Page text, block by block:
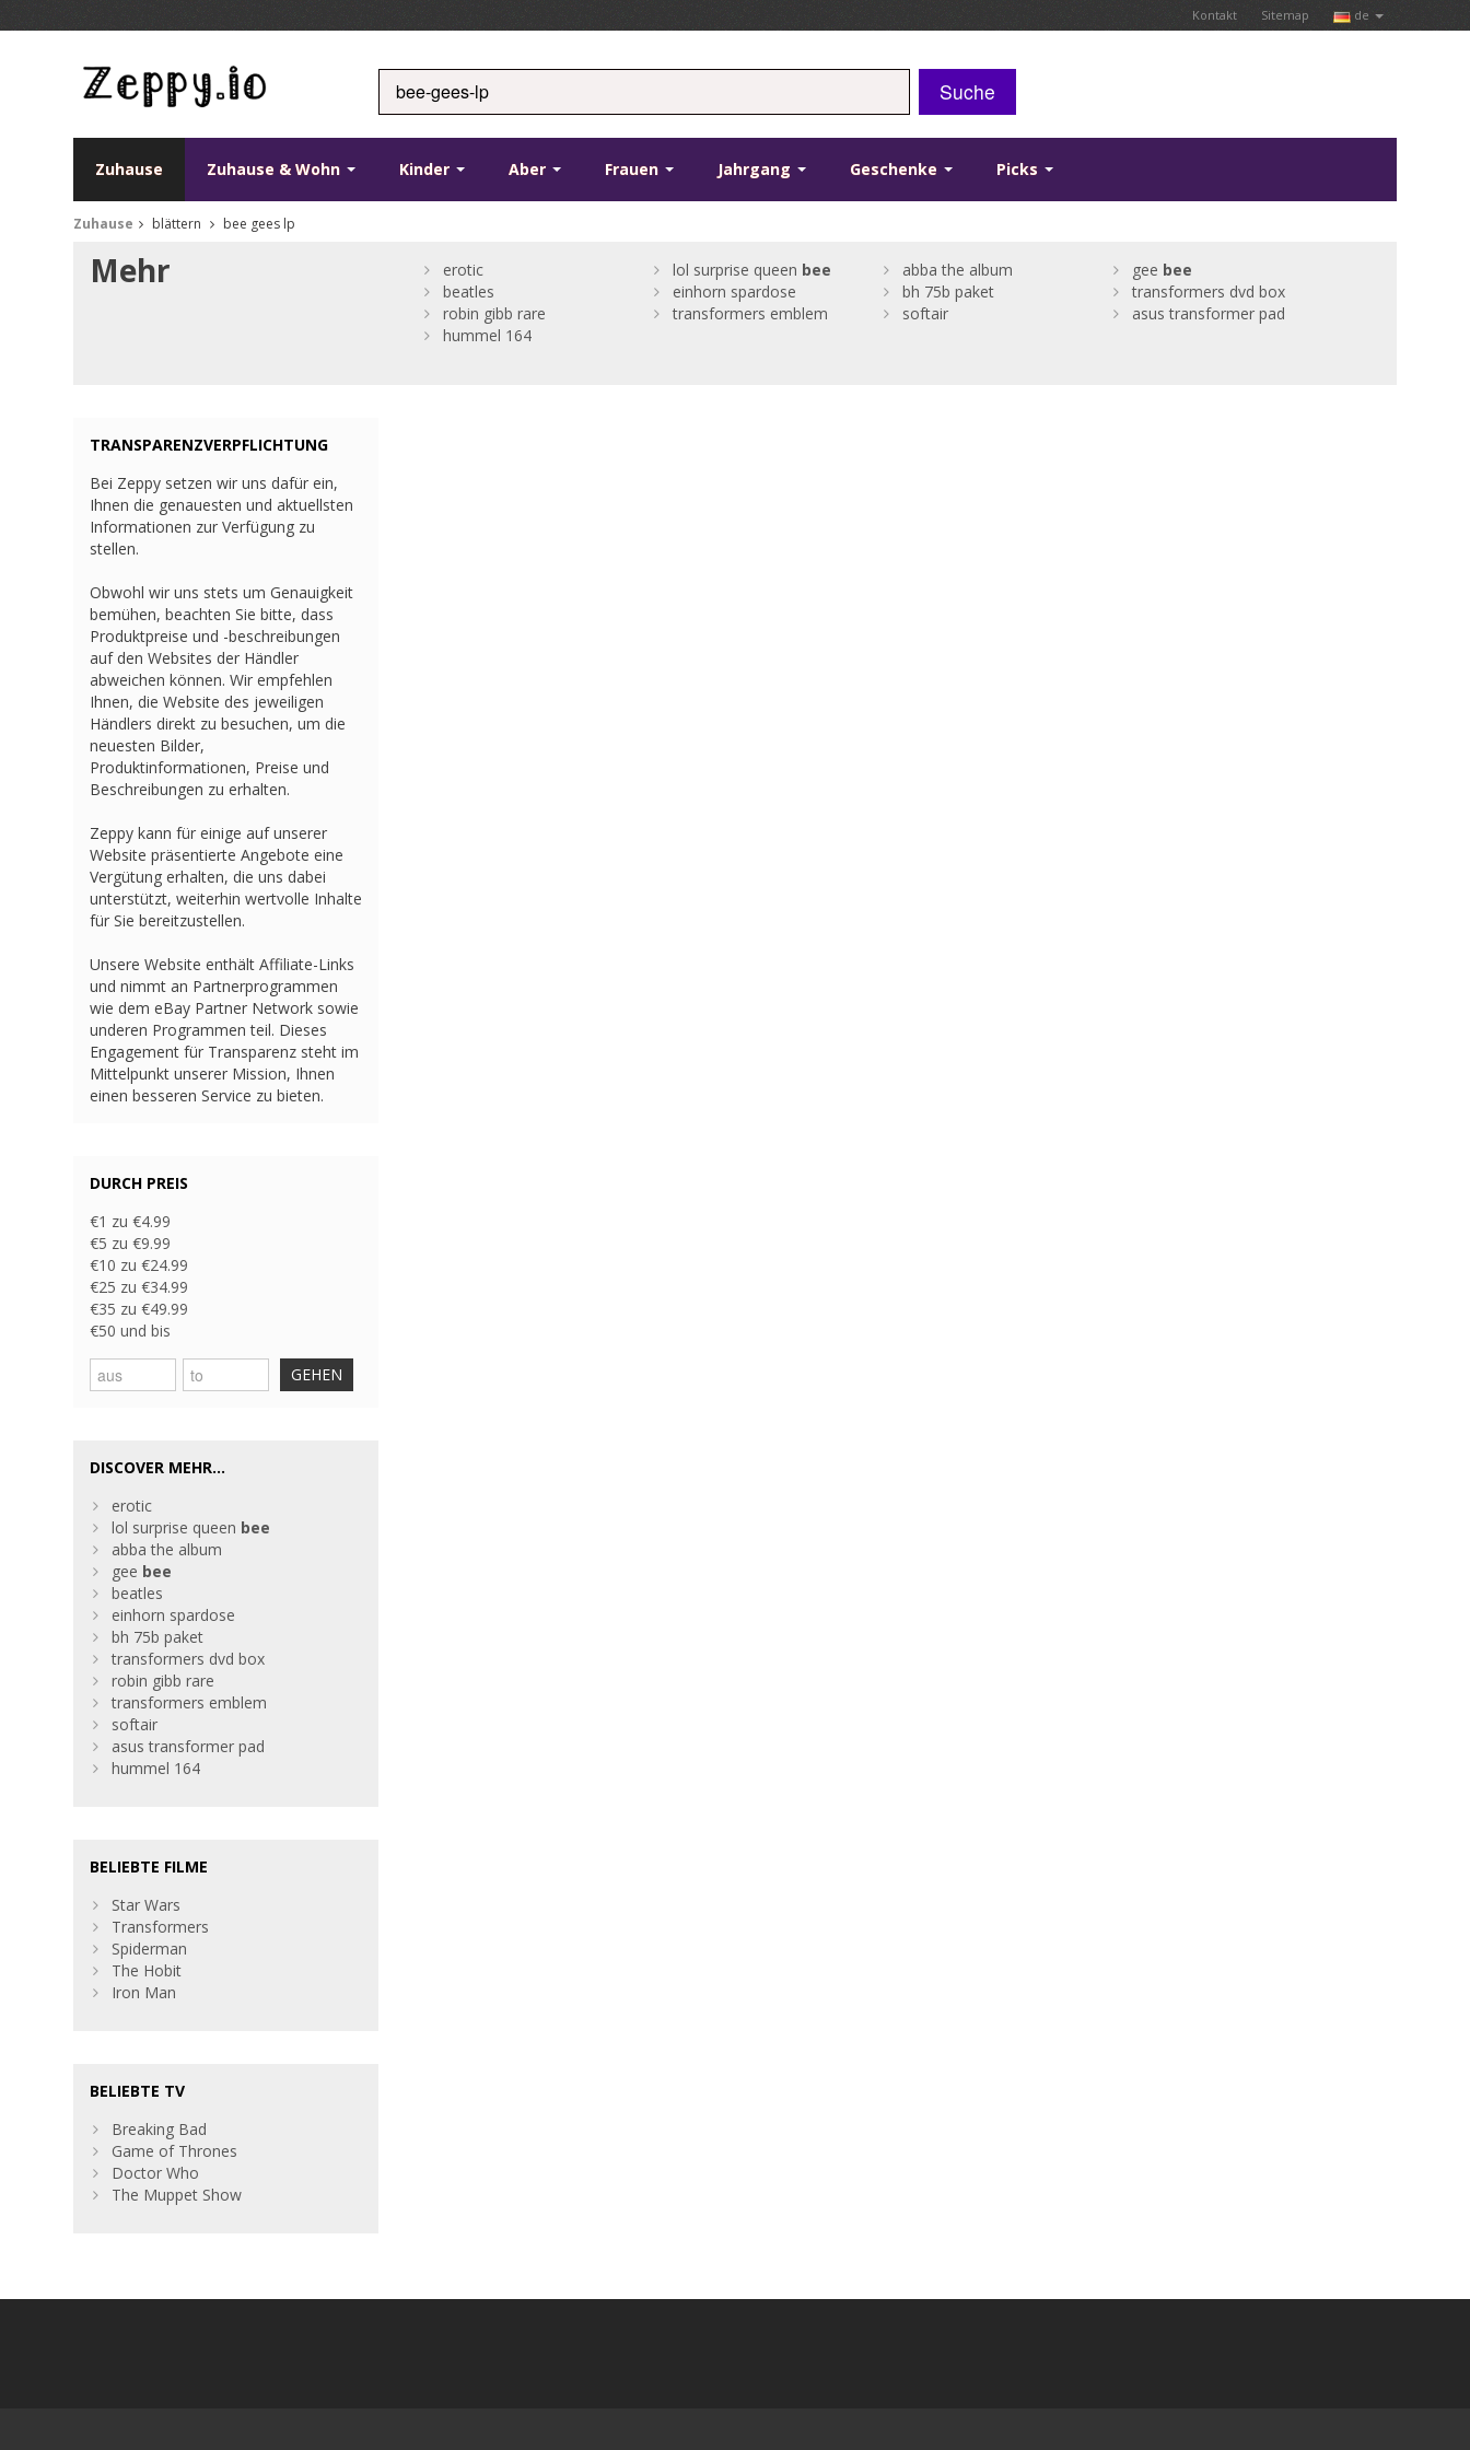
Kontakt Sitemap de
Suche
Zuhause Zuhause & Wohn Kinder Aber Frauen Jahrgang Geschenke Picks
Zuhause blättern bee gees lp
Mehr erotic lol surprise queen bee abba the album gee bee
beatles
einhorn spardose bh 75b paket
transformers dvd box
robin gibb rare
transformers emblem softair
asus transformer pad
hummel 164
TRANSPARENZVERPFLICHTUNG
Bei Zeppy setzen wir uns dafür ein,
Ihnen die genauesten und aktuellsten
Informationen zur Verfügung zu
stellen.
Obwohl wir uns stets um Genauigkeit
bemühen, beachten Sie bitte, dass
Produktpreise und -beschreibungen
auf den Websites der Händler
abweichen können. Wir empfehlen
Ihnen, die Website des jeweiligen
Händlers direkt zu besuchen, um die
neuesten Bilder,
Produktinformationen, Preise und
Beschreibungen zu erhalten.
Zeppy kann für einige auf unserer
Website präsentierte Angebote eine
Vergütung erhalten, die uns dabei
unterstützt, weiterhin wertvolle Inhalte
für Sie bereitzustellen.
Unsere Website enthält Affiliate-Links
und nimmt an Partnerprogrammen
wie dem eBay Partner Network sowie
underen Programmen teil. Dieses
Engagement für Transparenz steht im
Mittelpunkt unserer Mission, Ihnen
einen besseren Service zu bieten.
DURCH PREIS
€1 zu €4.99
€5 zu €9.99
€10 zu €24.99
€25 zu €34.99
€35 zu €49.99
€50 und bis
GEHEN
DISCOVER MEHR...
erotic
lol surprise queen bee
abba the album
gee bee
beatles
einhorn spardose
bh 75b paket
transformers dvd box
robin gibb rare
transformers emblem
softair
asus transformer pad
hummel 164
BELIEBTE FILME
Star Wars
Transformers
Spiderman
The Hobit
Iron Man
BELIEBTE TV
Breaking Bad
Game of Thrones
Doctor Who
The Muppet Show